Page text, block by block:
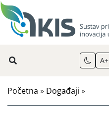
A+
Početna » Događaji »